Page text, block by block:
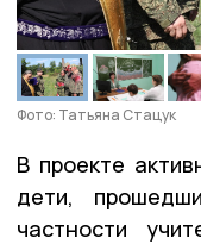
Фото: Татьяна Стацук
В проекте
дети,
частности